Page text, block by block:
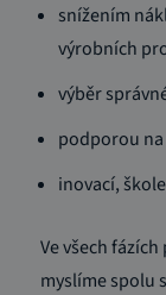
snížením
výrobních
výběr
podporou
inovací,
Ve všech
myslíme spolu